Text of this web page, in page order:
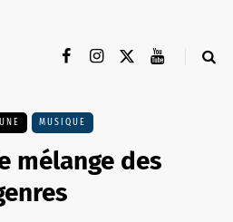
MUSIQUE
mélange des